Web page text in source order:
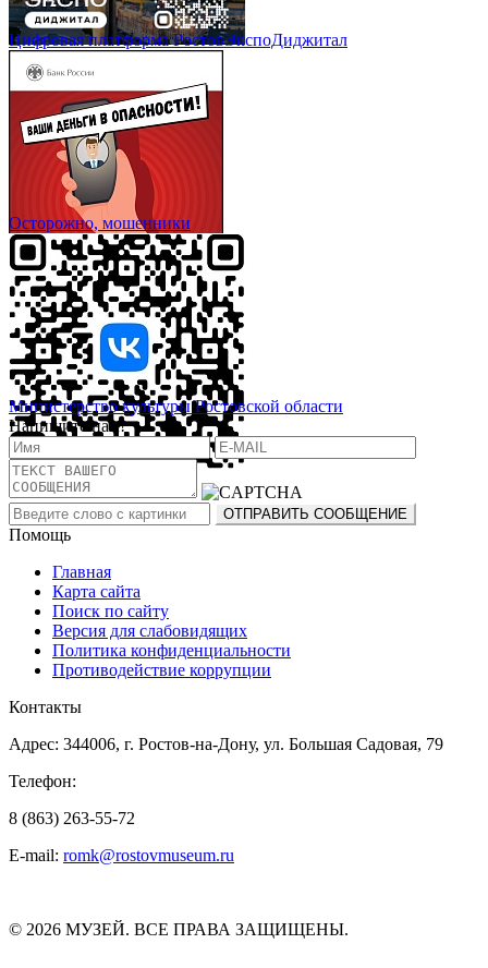
Цифровая платформа РостовЭкспоДиджитал
Осторожно, мошенники
Министерство культуры Ростовской области
Напишите нам!
Помощь
Главная
Карта сайта
Поиск по сайту
Версия для слабовидящих
Политика конфиденциальности
Противодействие коррупции
Контакты
Адрес: 344006, г. Ростов-на-Дону, ул. Большая Садовая, 79
Телефон:
8 (863) 263-55-72
E-mail: romk@rostovmuseum.ru
© 2026 МУЗЕЙ. ВСЕ ПРАВА ЗАЩИЩЕНЫ.